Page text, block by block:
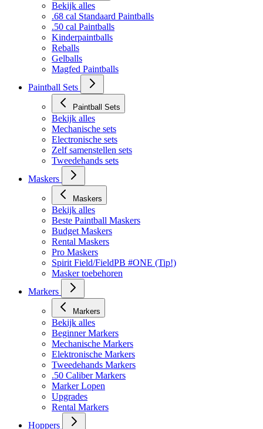
Bekijk alles
.68 cal Standaard Paintballs
.50 cal Paintballs
Kinderpaintballs
Reballs
Gelballs
Magfed Paintballs
Paintball Sets
Paintball Sets
Bekijk alles
Mechanische sets
Electronische sets
Zelf samenstellen sets
Tweedehands sets
Maskers
Maskers
Bekijk alles
Beste Paintball Maskers
Budget Maskers
Rental Maskers
Pro Maskers
Spirit Field/FieldPB #ONE (Tip!)
Masker toebehoren
Markers
Markers
Bekijk alles
Beginner Markers
Mechanische Markers
Elektronische Markers
Tweedehands Markers
.50 Caliber Markers
Marker Lopen
Upgrades
Rental Markers
Hoppers